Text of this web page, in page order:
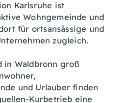
Karlsruhe ist
Wohngemeinde und
für ortsansässige und
zugleich.
in Waldbronn groß
und Urlauber finden
Kurbetrieb eine